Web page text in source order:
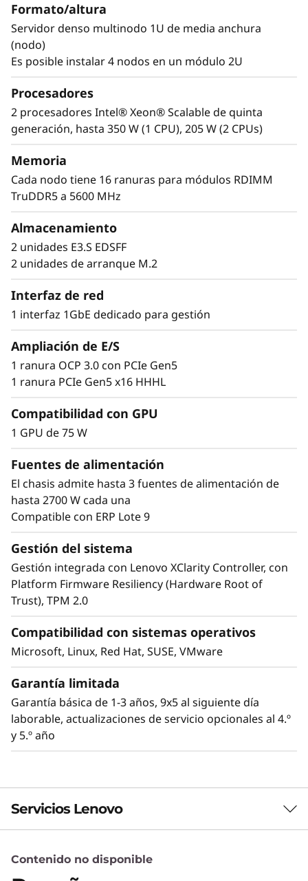
N
o
d
o
d
e
A
a
D
e
n
d
a
d
1U y media anchura (nodo) con hasta dos
procesadores Intel® Xeon Scalable de 64
núcleos. Proporciona el doble de densidad de
núcleos que un servidor 1U estándar para
de datos de las mismas dimensiones.
Optimizado para cargas de trabajo que
precisan muy escaso almacenamiento y
SD530 V3 es ideal para múltiples aplicaciones,
como procesamiento de cantidades masivas
de datos transaccionales y aumentar la
aplicaciones cloud.
Optimización flexible de cargas de trabajo
aumenta la flexibilidad de su espacio en
bastidor. Comience con un nodo y haga
ampliación horizontal a medida que lo
necesite; puede combinar nodos en el mismo
procesamiento.
Con el doble de densidad, los clientes de COLO
y proveedores de servicio cloud pueden
aumentar fácilmente el número de usuarios
en dimensiones reducidas.
El ThinkSystem SD530 V3 está diseñad
Formato/altura
Servidor denso multinodo 1U de media anchura
(nodo)
Es posible instalar 4 nodos en un módulo 2U
Procesadores
2 procesadores Intel® Xeon® Scalable de quinta
generación, hasta 350 W (1 CPU), 205 W (2 CPUs)
Memoria
Cada nodo tiene 16 ranuras para módulos RDIMM
TruDDR5 a 5600 MHz
Almacenamiento
2 unidades E3.S EDSFF
2 unidades de arranque M.2
Interfaz de red
1 interfaz 1GbE dedicado para gestión
Ampliación de E/S
1 ranura OCP 3.0 con PCIe Gen5
1 ranura PCIe Gen5 x16 HHHL
Compatibilidad con GPU
1 GPU de 75 W
Fuentes de alimentación
El chasis admite hasta 3 fuentes de alimentación de
hasta 2700 W cada una
Compatible con ERP Lote 9
Gestión del sistema
Gestión integrada con Lenovo XClarity Controller, con
Platform Firmware Resiliency (Hardware Root of
Trust), TPM 2.0
Compatibilidad con sistemas operativos
Microsoft, Linux, Red Hat, SUSE, VMware
Garantía limitada
Garantía básica de 1-3 años, 9x5 al siguiente día
laborable, actualizaciones de servicio opcionales al 4.º
y 5.º año
Servicios Lenovo
Servicios de Soluciones
Contenido no disponible